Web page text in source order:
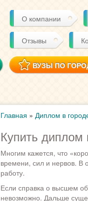
О компании
Отзывы
ВУЗЫ ПО
Главная » Диплом в
Купить диплом
Многим кажется, что
времени, сил и нервов. В
работу.
Если справка о высшем
невозможно. Дальше